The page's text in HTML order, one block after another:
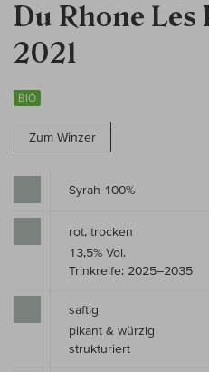
Du Rhone Les
2021
BIO
Zum Winzer
Syrah 100%
rot, trocken
13,5% Vol.
Trinkreife: 2025–2035
saftig
pikant & würzig
strukturiert